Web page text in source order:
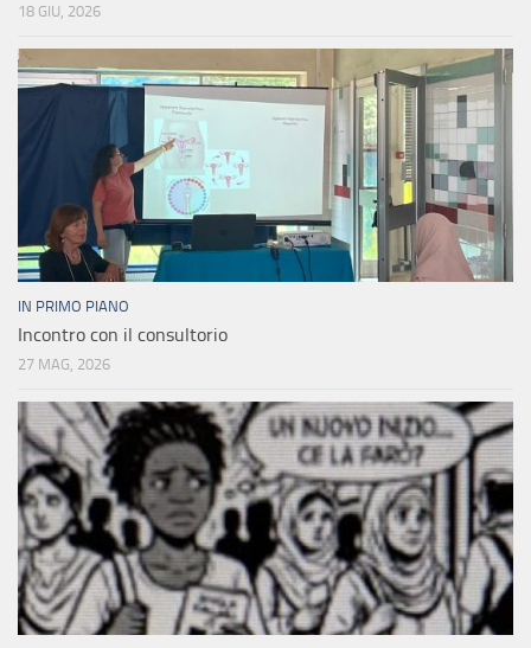
18 GIU, 2026
IN PRIMO PIANO
Incontro con il consultorio
27 MAG, 2026